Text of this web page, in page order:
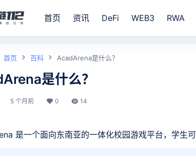
首页 资讯 DeFi WEB3 RWA
首页 百科 AcadArena是什么？
是什么？
5 个月前 0 14
是一个面向东南亚的一体化校园游戏平台，学生可